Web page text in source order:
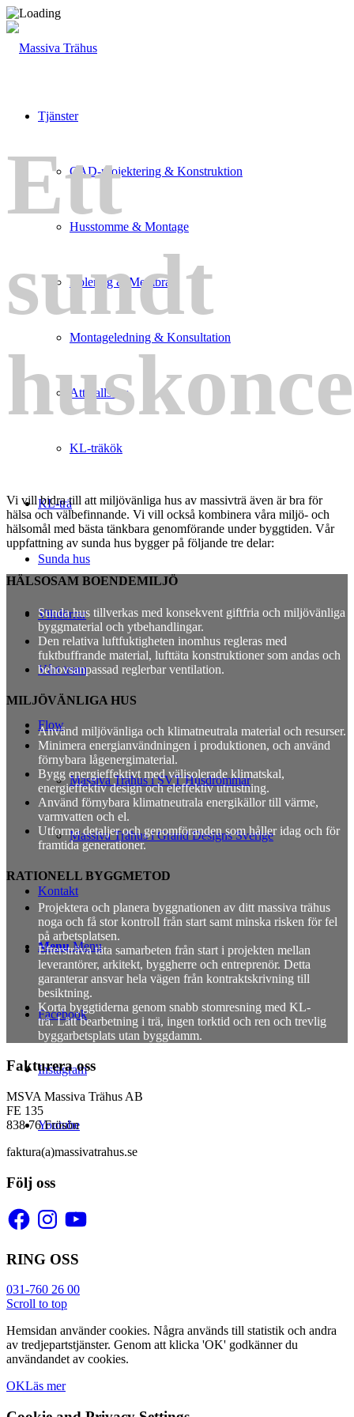
Tjänster
CAD-projektering & Konstruktion
Husstomme & Montage
Isolering & Membran
Montageledning & Konsultation
Attefallshus
KL-träkök
KL-trä
Sunda hus
Vikdörrar
Vårt team
Flow
Massiva Trähus i SVT Husdrömmar
Massiva Trähus i Grand Designs Sverige
Kontakt
Menu Menu
Facebook
Instagram
Youtube
Ett
sundt
Vi vill bidra till att miljövänliga hus av massivträ även är bra för
hälsa och välbefinnande. Vi vill också kombinera våra miljö- och
hälsomål med bästa tänkbara genomförande under byggtiden. Vår
uppfattning av sunda hus bygger på följande tre delar:
HÄLSOSAM BOENDEMILJÖ
Sunda hus tillverkas med konsekvent giftfria och miljövänliga
byggmaterial och ytbehandlingar.
Den relativa luftfuktigheten inomhus regleras med
fuktbuffrande material, lufttäta konstruktioner som andas och
behovsanpassad reglerbar ventilation.
MILJÖVÄNLIGA HUS
Använd miljövänliga och klimatneutrala material och resurser.
Minimera energianvändningen i produktionen, och använd
förnybara lågenergimaterial.
Bygg energieffektivt med välisolerade klimatskal,
energieffektiv design och eleffektiv utrustning.
Använd förnybara klimatneutrala energikällor till värme,
varmvatten och el.
Utforma detaljer och genomföranden som håller idag och för
framtida generationer.
RATIONELL BYGGMETOD
Projektera och planera byggnationen av ditt massiva trähus
noga och få stor kontroll från start samt minska risken för fel
på arbetsplatsen.
Eftersträva täta samarbeten från start i projekten mellan
leverantörer, arkitekt, byggherre och entreprenör. Detta
garanterar ansvar hela vägen från kontraktskrivning till
besiktning.
Korta byggtiderna genom snabb stomresning med KL-
trä. Lätt bearbetning i trä, ingen torktid och ren och trevlig
byggarbetsplats utan byggdamm.
Fakturera oss
MSVA Massiva Trähus AB
FE 135
838 76 Frösön
faktura(a)massivatrahus.se
Följ oss
FacebookInstagramYouTube
RING OSS
031-760 26 00
Scroll to top
Hemsidan använder cookies. Några används till statistik och andra
av tredjepartstjänster. Genom att klicka 'OK' godkänner du
användandet av cookies.
OKLäs mer